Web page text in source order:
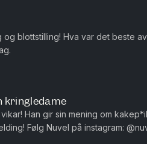
blottstilling! Hva var det beste av
kringledame
Han gir sin mening om
fått sin første hatmelding! Følg Nuvel på instagram: